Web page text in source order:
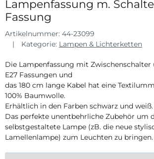
Lampenfassung m.
Fassung
Artikelnummer: 44-23099
Kategorie: Lampen & Lichterketten
Die Lampenfassung mit Zwischenschalter
E27 Fassungen und
das 180 cm lange Kabel hat eine
100% Baumwolle.
Erhältlich in den Farben schwarz und weiß.
Das perfekte unentbehrliche Zubehör um
selbstgestaltete Lampe (zB. die neue
Lamellenlampe) zum Leuchten zu bringen.